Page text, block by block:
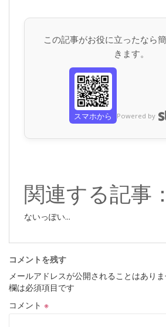
この記事がお役に立ったなら
きます。
スマホから Powered by
関連する記事：
ないっぽい...
コメントを残す
メールアドレスが公開されることはありま
欄は必須項目です
コメント ※